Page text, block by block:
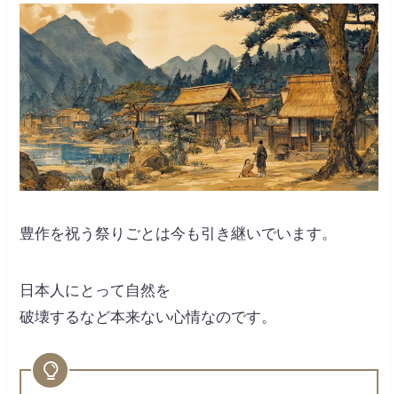
豊作を祝う祭りごとは今も引き継いでいます。
日本人にとって自然を
破壊するなど本来ない心情なのです。